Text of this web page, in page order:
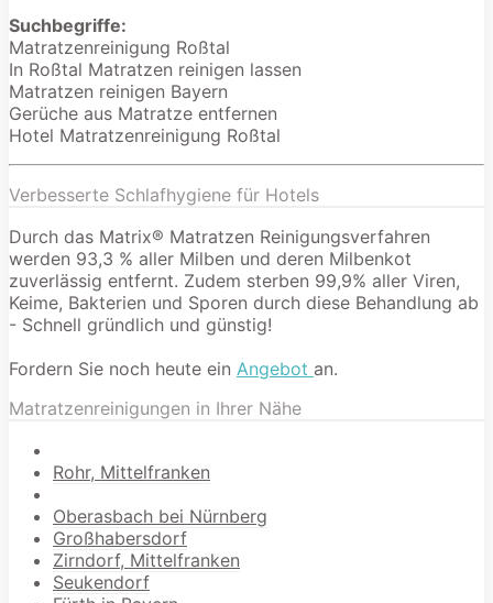
Suchbegriffe:
Matratzenreinigung Roßtal
In Roßtal Matratzen reinigen lassen
Matratzen reinigen Bayern
Gerüche aus Matratze entfernen
Hotel Matratzenreinigung Roßtal
Verbesserte Schlafhygiene für Hotels
Durch das Matrix® Matratzen Reinigungsverfahren
werden 93,3 % aller Milben und deren Milbenkot
zuverlässig entfernt. Zudem sterben 99,9% aller Viren,
Keime, Bakterien und Sporen durch diese Behandlung ab
- Schnell gründlich und günstig!
Fordern Sie noch heute ein Angebot an.
Matratzenreinigungen in Ihrer Nähe
Rohr, Mittelfranken
Oberasbach bei Nürnberg
Großhabersdorf
Zirndorf, Mittelfranken
Seukendorf